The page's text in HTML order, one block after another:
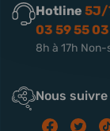
Hotline 5J/
03 59 55
8h à 17h
Nous suivre